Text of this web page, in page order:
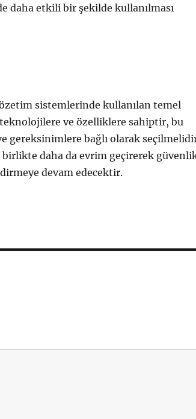
daha etkili bir şekilde kullanılması
sistemlerinde kullanılan temel
teknolojilere ve özelliklere sahiptir, bu
gereksinimlere bağlı olarak
daha da evrim geçirerek
devam edecektir.